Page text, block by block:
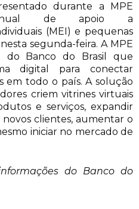
durante a MPE
de apoio a
(MEI) e pequenas
segunda-feira. A MPE
do Banco do Brasil que
digital para conectar
em todo o país. A solução
criem vitrines virtuais
e serviços, expandir
clientes, aumentar o
iniciar no mercado de
do Banco do